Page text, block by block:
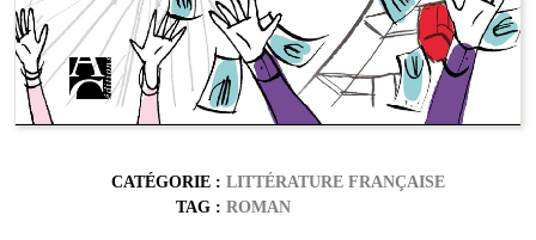
CATÉGORIE : LITTÉRATURE FRANÇAISE
TAG : ROMAN